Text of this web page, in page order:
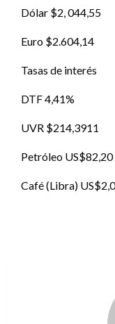
Dólar $2, 044,55
Euro $2.604,14
Tasas de interés
DTF 4,41%
UVR $214,3911
Petróleo US$82,20
Café (Libra)